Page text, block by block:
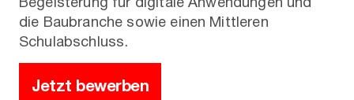
die Baubranche sowie einen Mittleren
Schulabschluss.
Jetzt bewerben